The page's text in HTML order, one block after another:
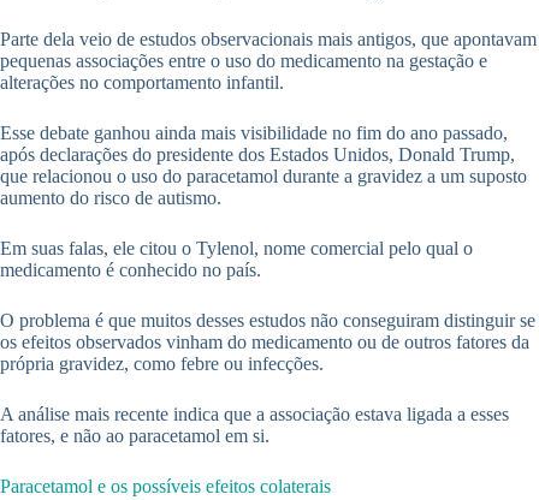
Parte dela veio de estudos observacionais mais antigos, que apontavam
pequenas associações entre o uso do medicamento na gestação e
alterações no comportamento infantil.
Esse debate ganhou ainda mais visibilidade no fim do ano passado,
após declarações do presidente dos Estados Unidos, Donald Trump,
que relacionou o uso do paracetamol durante a gravidez a um suposto
aumento do risco de autismo.
Em suas falas, ele citou o Tylenol, nome comercial pelo qual o
medicamento é conhecido no país.
O problema é que muitos desses estudos não conseguiram distinguir se
os efeitos observados vinham do medicamento ou de outros fatores da
própria gravidez, como febre ou infecções.
A análise mais recente indica que a associação estava ligada a esses
fatores, e não ao paracetamol em si.
Paracetamol e os possíveis efeitos colaterais